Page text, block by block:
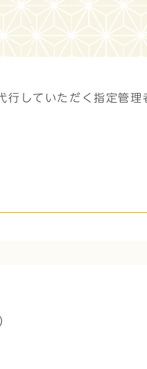
していただく指定管